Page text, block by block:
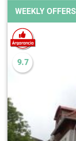
WEEKLY OFFERS
9.7